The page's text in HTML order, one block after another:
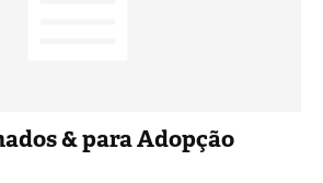
& para Adopção